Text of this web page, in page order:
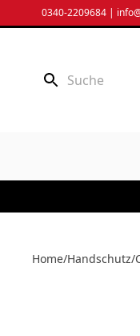
Inhalt
0340-2209684 |
Home/Handschutz/